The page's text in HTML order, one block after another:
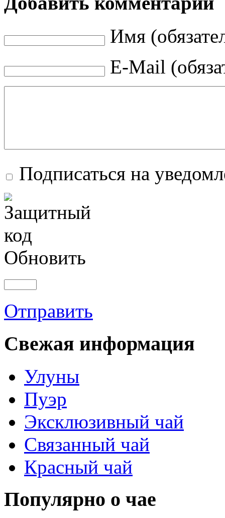
Имя
E-Mail
Подписаться на
Обновить
Отправить
Свежая информация
Улуны
Пуэр
Эксклюзивный чай
Связанный чай
Красный чай
Популярно о чае